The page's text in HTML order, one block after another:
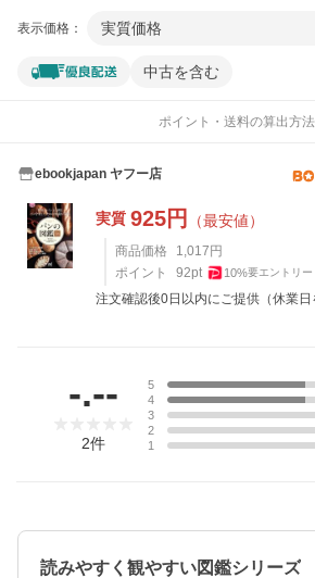
表示価格： 実質価格
中古を含む
ポイント・送料の算出方法
ebookjapan ヤフー店
実質 925円 （最安値）
商品価格 1,017 円
ポイント
92pt 10%要エントリー
注文確認後0日以内にご提供（休業日
-.--
2件
5
4
3
2
1
読みやすく観やすい図鑑シリーズ